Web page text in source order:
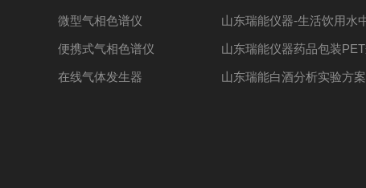
微型气相色谱仪
便携式气相色谱仪
在线气体发生器 山东瑞能白酒分析实验方案